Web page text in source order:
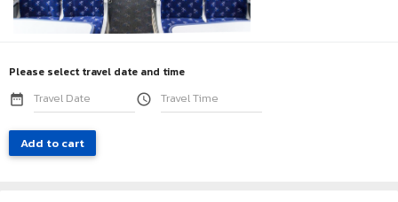
Please select travel date and time
date_range
access_time
Add to cart